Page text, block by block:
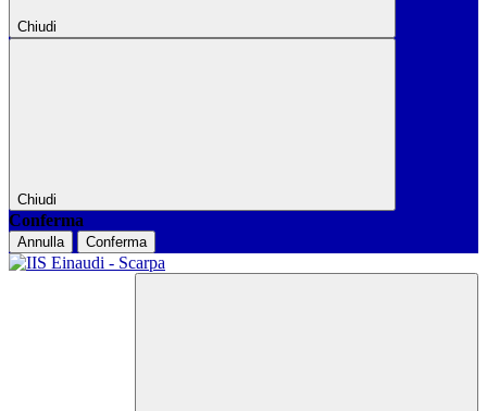
Chiudi
Chiudi
Conferma
Annulla Conferma